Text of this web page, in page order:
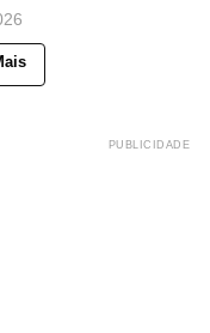
PUBLICIDADE